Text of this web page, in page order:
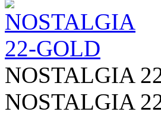
NOSTALGIA
NOSTALGIA